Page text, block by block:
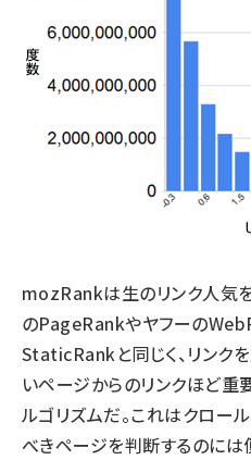
mozRankは生のリンク人気
のPageRankやヤフーの
StaticRankと同じく、リンク
いページからのリンクほど重
ルゴリズムだ。これはクロー
べきページを判断するのに